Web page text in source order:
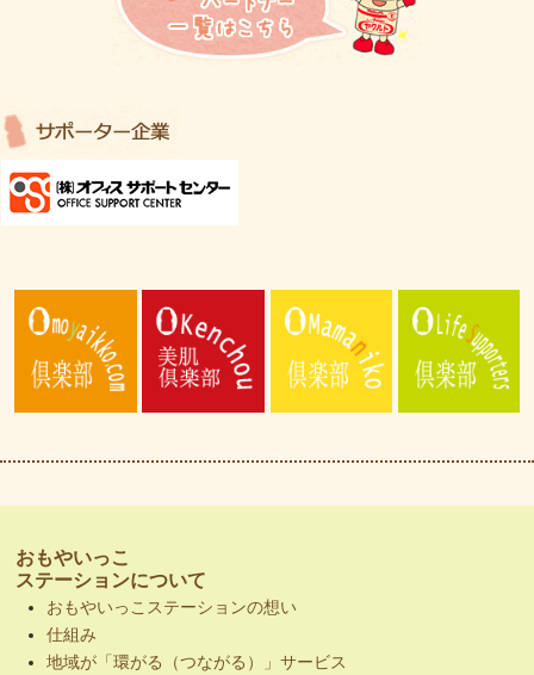
おもやいっこ
ステーションについて
おもやいっこステーションの想い
仕組み
地域が「環がる（つながる）」サービス